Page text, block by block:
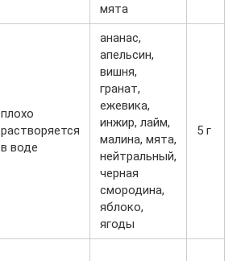
мята
плохо
растворяется
в воде
ананас,
апельсин,
вишня,
гранат,
ежевика,
инжир, лайм,
малина, мята,
нейтральный,
черная
смородина,
яблоко,
ягоды
5 г